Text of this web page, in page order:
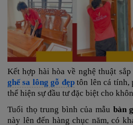
Kết hợp hài hòa về nghệ thuật sắp
ghế sa lông gỗ đẹp tôn lên cá tính,
thể hiện sự đầu tư đặc biệt cho
Tuổi thọ trung bình của mẫu bàn
này lên đến hàng chục năm, có